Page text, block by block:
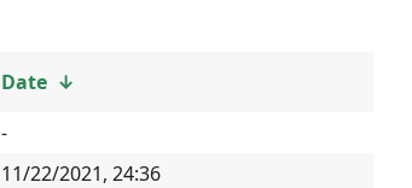
Date ↓
-
11/22/2021, 24:36